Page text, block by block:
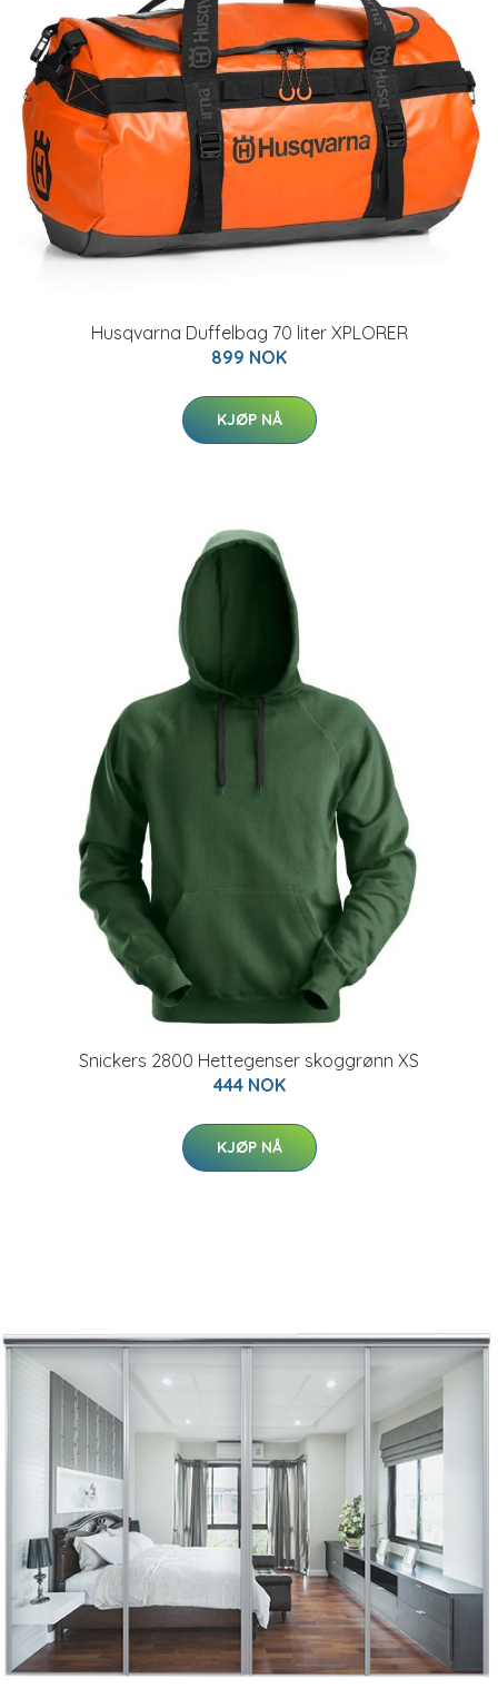
Husqvarna Duffelbag 70 liter XPLORER
899 NOK
KJØP NÅ
Snickers 2800 Hettegenser skoggrønn XS
444 NOK
KJØP NÅ